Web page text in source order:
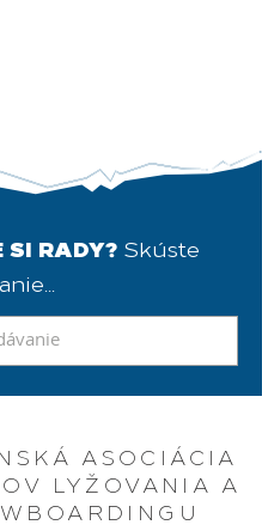
SI RADY? Skúste
ASOCIÁCIA
LYŽOVANIA A